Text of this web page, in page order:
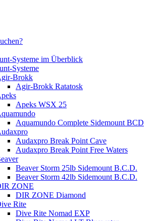
Systeme im Überblick
Systeme
Brokk
Agir-Brokk Ratatosk
Apeks WSX 25
Aquamundo Complete Sidemount BCD
Audaxpro Break Point Cave
Audaxpro Break Point Free Waters
Beaver Storm 25lb Sidemount B.C.D.
Beaver Storm 42lb Sidemount B.C.D.
ZONE
DIR ZONE Diamond
Rite
Dive Rite Nomad EXP